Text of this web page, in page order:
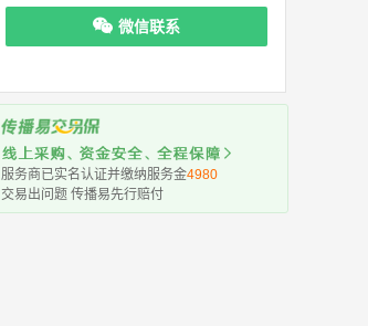
微信联系
服务商已实名认证并缴纳服务金4980
交易出问题 传播易先行赔付